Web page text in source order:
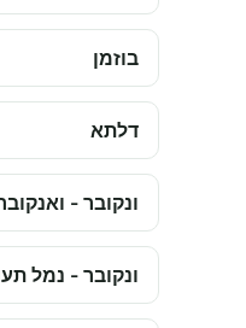
בוזמן
דלתא
ונקובר -
ונקובר - נמל